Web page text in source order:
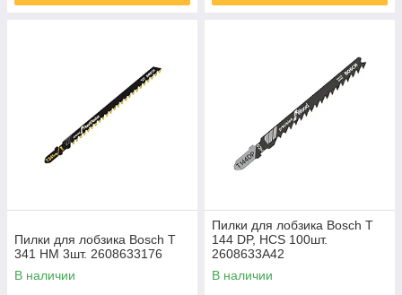
Пилки для лобзика Bosch T
341 HM 3шт. 2608633176
В наличии
Пилки для лобзика Bosch T
144 DP, HCS 100шт.
2608633A42
В наличии